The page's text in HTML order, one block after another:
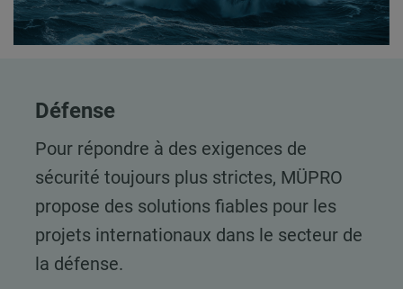
Défense
Pour répondre à des exigences de
sécurité toujours plus strictes, MÜPRO
propose des solutions fiables pour les
projets internationaux dans le secteur de
la défense.